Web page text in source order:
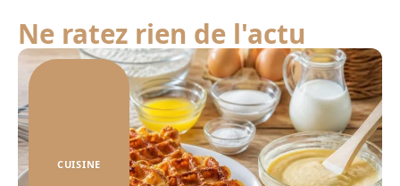
Ne ratez rien de l'actu
CUISINE